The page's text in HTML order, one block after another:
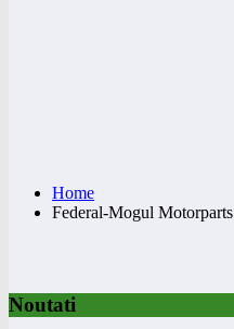
Home
Federal-Mogul Motorparts
Noutati